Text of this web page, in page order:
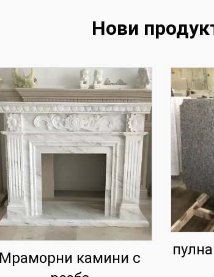
Нови
Мраморни камини с